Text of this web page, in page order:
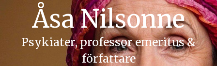
Åsa Nilsonne
Psykiater, professor emeritus &
författare